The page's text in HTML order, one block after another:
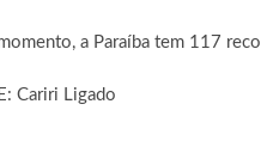
a Paraíba tem 117
Cariri Ligado